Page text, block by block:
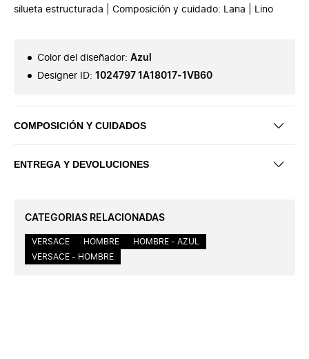
silueta estructurada | Composición y cuidado: Lana | Lino
Color del diseñador: Azul
Designer ID: 1024797 1A18017-1VB60
COMPOSICIÓN Y CUIDADOS
ENTREGA Y DEVOLUCIONES
CATEGORIAS RELACIONADAS
VERSACE HOMBRE
HOMBRE - AZUL
VERSACE - HOMBRE